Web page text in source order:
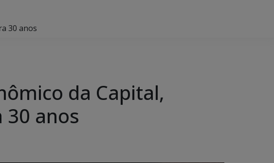
30 anos
da Capital,
anos